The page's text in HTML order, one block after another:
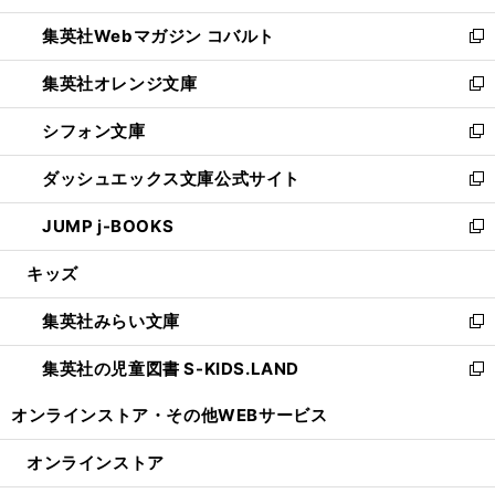
開
く
ウ
で
開
く
ン
ド
ウ
で
開
く
ウ
ィ
ン
ド
ウ
で
開
く
集英社Webマガジン コバルト
新
し
い
ウ
ィ
ン
ド
ウ
で
開
集英社オレンジ文庫
新
し
い
ウ
ィ
ン
ド
ウ
開
く
シフォン文庫
新
し
い
ウ
ィ
ン
ウ
で
開
く
ダッシュエックス文庫公式サイト
新
し
い
ウ
ン
ド
ウ
で
JUMP j-BOOKS
新
し
ウ
ィ
ン
ド
開
キッズ
集英社みらい文庫
新
し
い
ン
ウ
集英社の児童図書 S-KIDS.LAND
新
ウ
オンラインストア・ その他WEBサービス
オンラインストア